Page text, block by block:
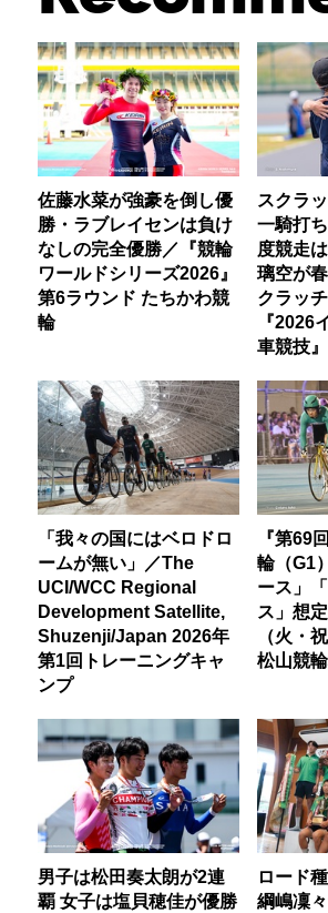
佐藤水菜が強豪を倒し優
勝・ラブレイセンは負け
なしの完全優勝／『競輪
ワールドシリーズ2026』
第6ラウンド たちかわ競
輪
スクラ
一騎打
度競走
璃空が
クラッ
『2026
車競技』
「我々の国にはベロドロ
ームが無い」／The
UCI/WCC Regional
Development Satellite,
Shuzenji/Japan 2026年
第1回トレーニングキャ
ンプ
『第69
輪（G1
ース」
ス」想
（火・
松山競
男子は松田奏太朗が2連
覇 女子は塩貝穂佳が優勝
ロード
綱嶋凜